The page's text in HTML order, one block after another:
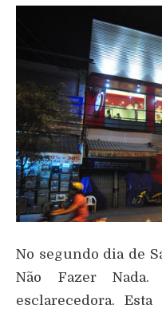
No segundo dia de
Não Fazer
esclarecedora.